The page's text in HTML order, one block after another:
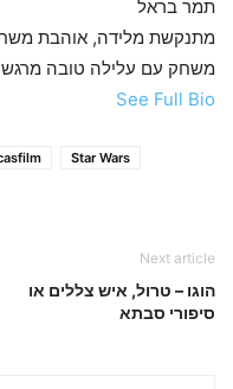
תמר בראל
מתנקשת מלידה, אוהבת
משחק עם עלילה טובה מרגש
See Full Bio
Star Wars
Next article
הוגו – טרול, איש צללים או
סיפורי סבתא